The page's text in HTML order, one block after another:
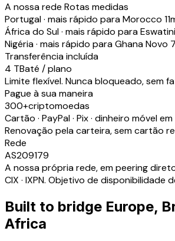
A nossa rede Rotas medidas
Portugal · mais rápido para Morocco 11
África do Sul · mais rápido para Eswatini
Nigéria · mais rápido para GhanaNovo
Transferência incluída
4 TBaté / plano
Limite flexível. Nunca bloqueado, sem
Pague à sua maneira
300+criptomoedas
Cartão · PayPal · Pix · dinheiro móvel
Renovação pela carteira, sem cartão
Rede
AS209179
A nossa própria rede, em peering
CIX · IXPN. Objetivo de disponibilidade
Built to bridge Europe,
Africa